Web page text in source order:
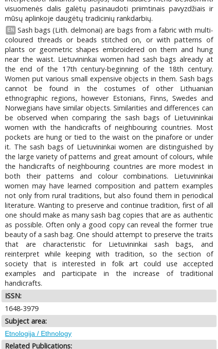
visuomenės dalis galėtų pasinaudoti priimtinais pavyzdžiais ir
mūsų aplinkoje daugėtų tradicinių rankdarbių.
EN
Sash bags (Lith. delmonai) are bags from a fabric with multi-
coloured threads or beads stitched on, or with patterns of
plants or geometric shapes embroidered on them and hung
near the waist. Lietuvininkai women had sash bags already at
the end of the 17th century-beginning of the 18th century.
Women put various small expensive objects in them. Sash bags
cannot be found in the costumes of other Lithuanian
ethnographic regions, however Estonians, Finns, Swedes and
Norwegians have similar objects. Similarities and differences can
be observed when comparing the sash bags of Lietuvininkai
women with the handicrafts of neighbouring countries. Most
pockets are hung or tied to the waist on the pinafore or under
it. The sash bags of Lietuvininkai women are distinguished by
the large variety of patterns and great amount of colours, while
the handicrafts of neighbouring countries are more modest in
both their patterns and colour combinations. Lietuvininkai
women may have learned composition and pattern examples
not only from rural traditions, but also found them in periodical
literature. Wanting to preserve and continue tradition, first of all
one should make as many sash bag copies that are as authentic
as possible. Often only a good copy can reveal the former true
beauty of a sash bag. One should attempt to preserve the traits
that are characteristic for Lietuvininkai sash bags, and
reinterpret while keeping with tradition, so the section of
society that is interested in folk art could use accepted
examples and participate in the increase of traditional
handicrafts.
ISSN:
1648-3979
Subject area:
Etnologija / Ethnology
Related Publications: